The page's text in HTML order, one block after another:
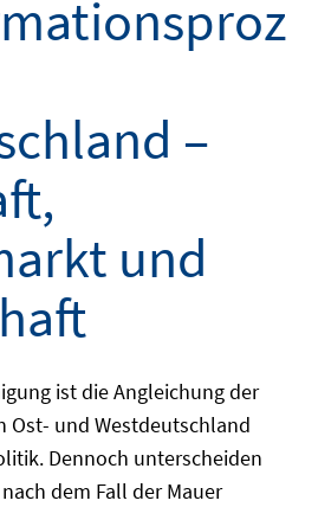
–
und
ist die Angleichung der
Ost- und Westdeutschland
Dennoch unterscheiden
dem Fall der Mauer